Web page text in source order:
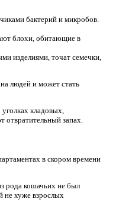
бактерий и микробов.
блохи, обитающие в
изделиями, точат семечки,
людей и может стать
кладовых,
отвратительный запах.
в скором времени
рода кошачьих не был
не хуже взрослых